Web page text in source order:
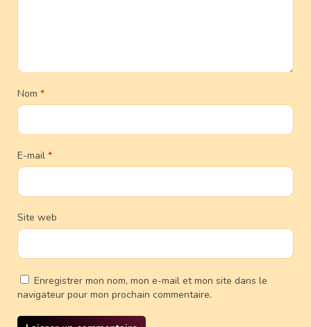
Nom *
E-mail *
Site web
Enregistrer mon nom, mon e-mail et mon site dans le
navigateur pour mon prochain commentaire.